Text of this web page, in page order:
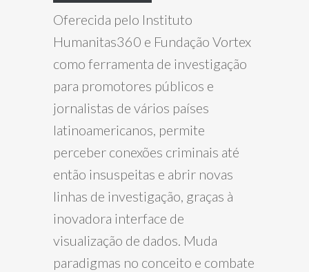
Oferecida pelo Instituto
Humanitas360 e Fundação Vortex
como ferramenta de investigação
para promotores públicos e
jornalistas de vários países
latinoamericanos, permite
perceber conexões criminais até
então insuspeitas e abrir novas
linhas de investigação, graças à
inovadora interface de
visualização de dados. Muda
paradigmas no conceito e combate